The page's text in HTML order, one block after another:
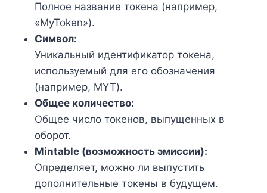
Полное название токена (например,
«MyToken»).
Символ:
Уникальный идентификатор токена,
используемый для его обозначения
(например, MYT).
Общее количество:
Общее число токенов, выпущенных в
оборот.
Mintable (возможность эмиссии):
Определяет, можно ли выпустить
дополнительные токены в будущем.